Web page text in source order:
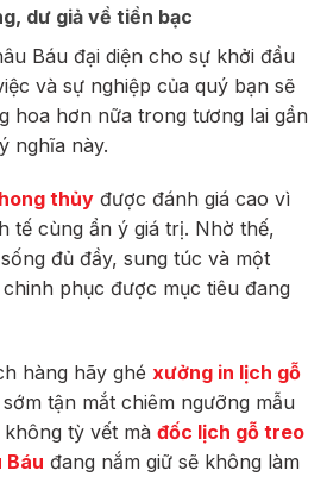
dư giả về tiền bạc
Báu đại diện cho sự khởi đầu
và sự nghiệp của quý bạn sẽ
hoa hơn nữa trong tương lai gần
nghĩa này.
thủy được đánh giá cao vì
tế cùng ẩn ý giá trị. Nhờ thế,
đủ đầy, sung túc và một
phục được mục tiêu đang
hàng hãy ghé xưởng in lịch gỗ
tận mắt chiêm ngưỡng mẫu
tỳ vết mà đốc lịch gỗ treo
Báu đang nắm giữ sẽ không làm